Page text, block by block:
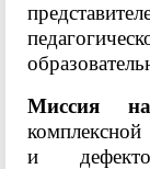
Миссия
комплексной
и